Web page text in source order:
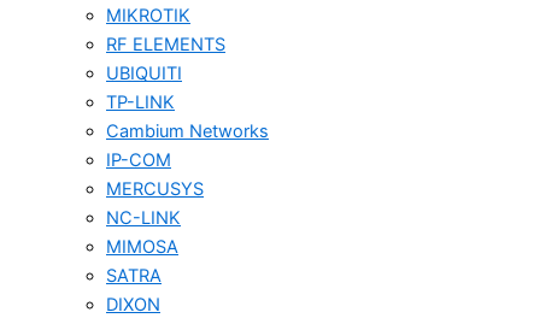
MIKROTIK
RF ELEMENTS
UBIQUITI
TP-LINK
Cambium Networks
IP-COM
MERCUSYS
NC-LINK
MIMOSA
SATRA
DIXON